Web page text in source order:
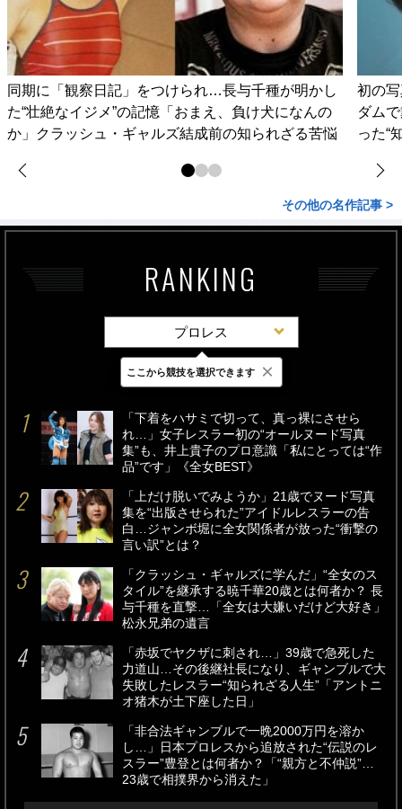
同期に「観察日記」をつけられ…長与千種が明かし
た“壮絶なイジメ”の記憶「おまえ、負け犬になんの
か」クラッシュ・ギャルズ結成前の知られざる苦悩
初の
ダム
った“
その他の名作記事 >
RANKING
プロレス
最新 24時間 週間
「下着をハサミで切って、真っ裸にさせら
れ…」女子レスラー初の“オールヌード写真
集”も、井上貴子のプロ意識「私にとっては“作
品”です」《全女BEST》
「上だけ脱いでみようか」21歳でヌード写真
集を“出版させられた”アイドルレスラーの告
白…ジャンボ堀に全女関係者が放った“衝撃の
言い訳”とは？
「クラッシュ・ギャルズに学んだ」“全女のス
タイル”を継承する暁千華20歳とは何者か？ 長
与千種を直撃…「全女は大嫌いだけど大好き」
松永兄弟の遺言
「赤坂でヤクザに刺され…」39歳で急死した
力道山…その後継社長になり、ギャンブルで大
失敗したレスラー“知られざる人生”「アントニ
オ猪木が土下座した日」
「非合法ギャンブルで一晩2000万円を溶か
し…」日本プロレスから追放された“伝説のレ
スラー”豊登とは何者か？「“親方と不仲説”…
23歳で相撲界から消えた」
ここから競技を選択できます ×